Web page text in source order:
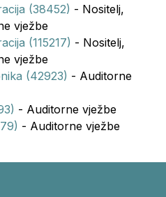
(38452) - Nositelj,
vježbe
(115217) - Nositelj,
vježbe
(42923) - Auditorne
- Auditorne vježbe
- Auditorne vježbe